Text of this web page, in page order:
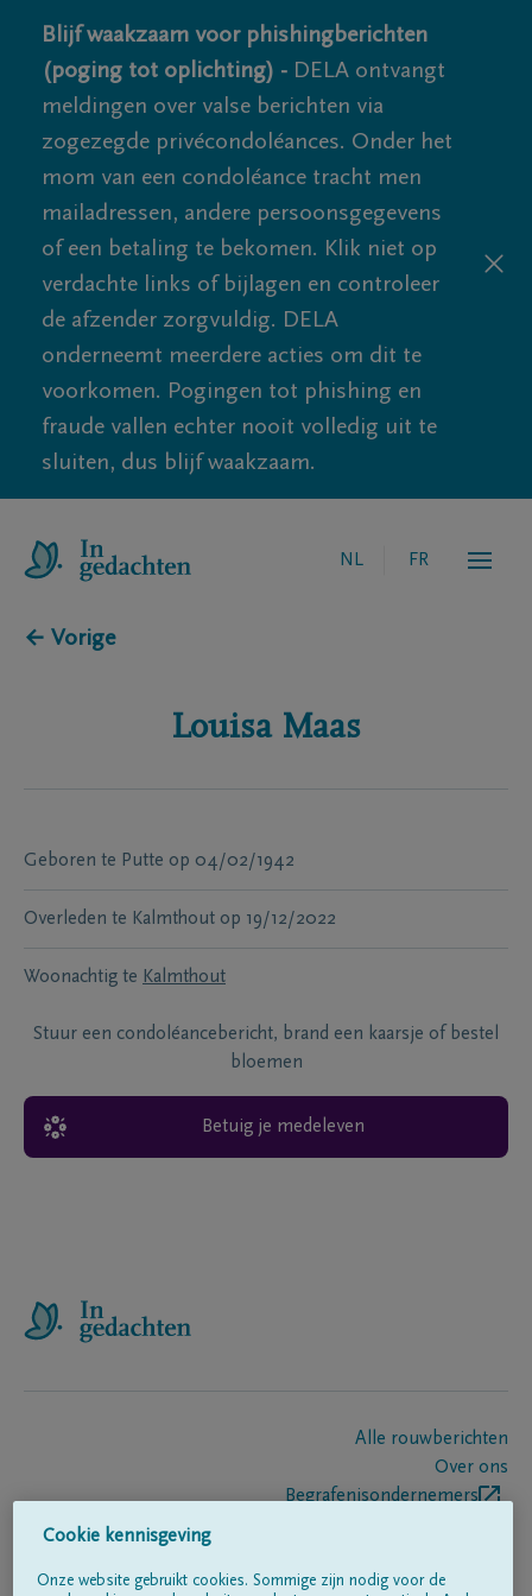
Blijf waakzaam voor phishingberichten
(poging tot oplichting) - DELA ontvangt
meldingen over valse berichten via
zogezegde privécondoléances. Onder het
mom van een condoléance tracht men
mailadressen, andere persoonsgegevens
of een betaling te bekomen. Klik niet op
verdachte links of bijlagen en controleer
de afzender zorgvuldig. DELA
onderneemt meerdere acties om dit te
voorkomen. Pogingen tot phishing en
fraude vallen echter nooit volledig uit te
sluiten, dus blijf waakzaam.
NL FR
← Vorige
Louisa Maas
Geboren te Putte op 04/02/1942
Overleden te Kalmthout op 19/12/2022
Woonachtig te Kalmthout
Stuur een condoléancebericht, brand een kaarsje of bestel
bloemen
Betuig je medeleven
Alle rouwberichten
Over ons
Begrafenisondernemers
Cookie kennisgeving
Onze website gebruikt cookies. Sommige zijn nodig voor de